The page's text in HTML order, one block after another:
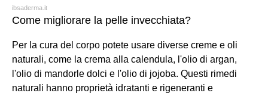
ibsaderma.it
Come migliorare la pelle invecchiata?
Per la cura del corpo potete usare diverse creme e oli
naturali, come la crema alla calendula, l'olio di argan,
l'olio di mandorle dolci e l'olio di jojoba. Questi rimedi
naturali hanno proprietà idratanti e rigeneranti e